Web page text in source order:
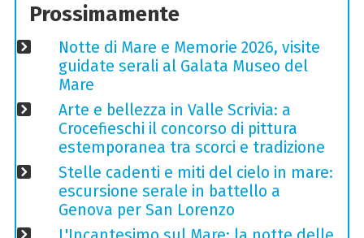
Prossimamente
Notte di Mare e Memorie 2026, visite
guidate serali al Galata Museo del
Mare
Arte e bellezza in Valle Scrivia: a
Crocefieschi il concorso di pittura
estemporanea tra scorci e tradizione
Stelle cadenti e miti del cielo in mare:
escursione serale in battello a
Genova per San Lorenzo